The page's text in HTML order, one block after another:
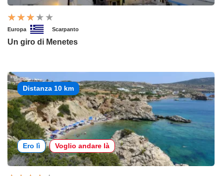
Europa Scarpanto
Un giro di Menetes
Distanza 10 km
Ero lì Voglio andare là